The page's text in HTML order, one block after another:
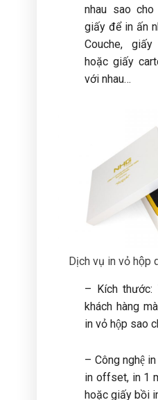
nhau sao
giấy để in ấn
Couche,
hoặc giấy
với nhau…
Dịch vụ in vỏ hộp
– Kích thước:
khách hàng
in vỏ hộp sao
– Công nghệ
in offset, in 1
hoặc giấy bồi